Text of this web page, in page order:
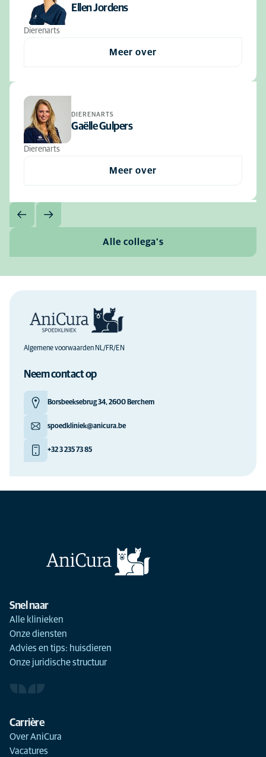
Ellen Jordens
Dierenarts
Meer over
DIERENARTS
Gaëlle Gulpers
Dierenarts
Meer over
Alle collega's
Algemene voorwaarden NL/FR/EN
Neem contact op
Borsbeeksebrug 34, 2600 Berchem
spoedkliniek@anicura.be
+32 3 235 73 85
Snel naar
Alle klinieken
Onze diensten
Advies en tips: huisdieren
Onze juridische structuur
Carrière
Over AniCura
Vacatures